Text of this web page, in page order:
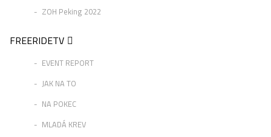
ZOH Peking 2022
FREERIDETV
EVENT REPORT
JAK NA TO
NA POKEC
MLADÁ KREV